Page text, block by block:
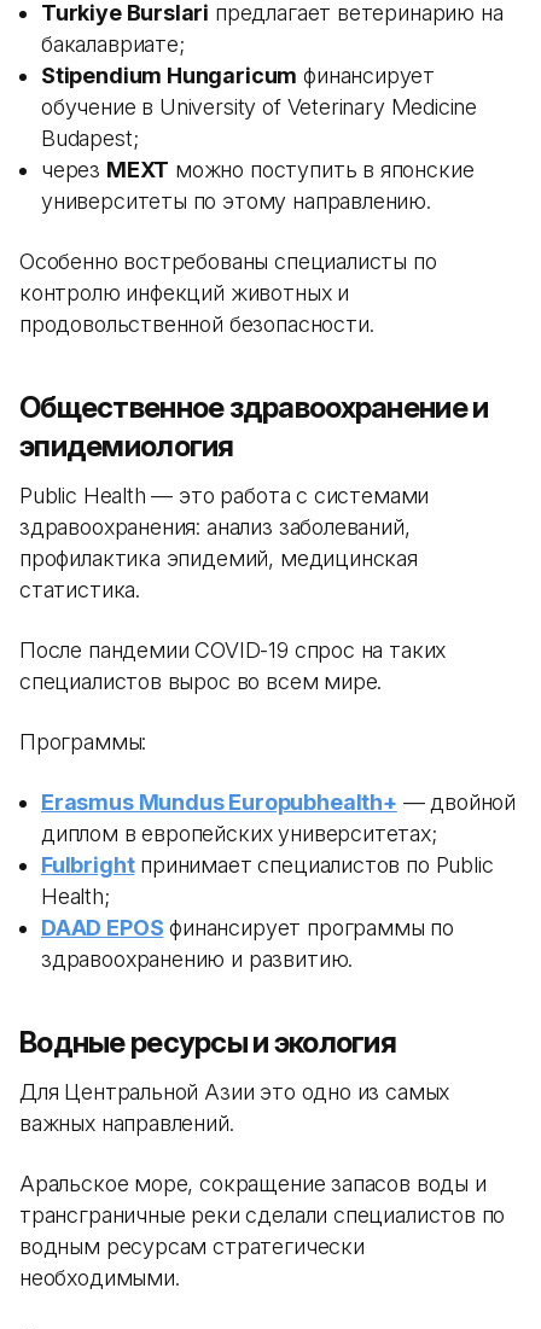
Turkiye Burslari предлагает ветеринарию на
бакалавриате;
Stipendium Hungaricum финансирует
обучение в University of Veterinary Medicine
Budapest;
через MEXT можно поступить в японские
университеты по этому направлению.
Особенно востребованы специалисты по
контролю инфекций животных и
продовольственной безопасности.
Общественное здравоохранение и
эпидемиология
Public Health — это работа с системами
здравоохранения: анализ заболеваний,
профилактика эпидемий, медицинская
статистика.
После пандемии COVID-19 спрос на таких
специалистов вырос во всем мире.
Программы:
Erasmus Mundus Europubhealth+ — двойной
диплом в европейских университетах;
Fulbrightпринимает специалистов по Public
Health;
DAAD EPOS финансирует программы по
здравоохранению и развитию.
Водные ресурсы и экология
Для Центральной Азии это одно из самых
важных направлений.
Аральское море, сокращение запасов воды и
трансграничные реки сделали специалистов по
водным ресурсам стратегически
необходимыми.